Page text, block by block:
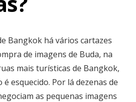
Bangkok há vários cartazes
de imagens de Buda, na
mais turísticas de Bangkok,
esquecido. Por lá dezenas de
as pequenas imagens